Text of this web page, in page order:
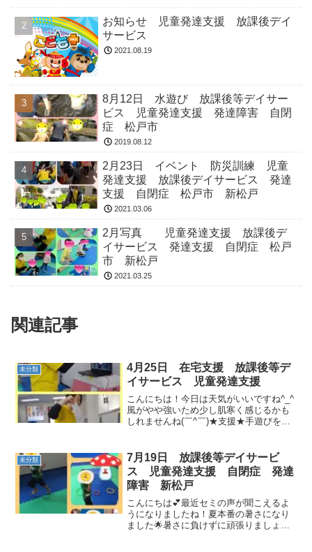
お知らせ 児童発達支援 放課後デイ
サービス
2021.08.19
8月12日 水遊び 放課後等デイサー
ビス 児童発達支援 発達障害 自閉
症 松戸市
2019.08.12
2月23日 イベント 防災訓練 児童
発達支援 放課後デイサービス 発達
支援 自閉症 松戸市 新松戸
2021.03.06
2月写真 児童発達支援 放課後デ
イサービス 発達支援 自閉症 松戸
市 新松戸
2021.03.25
関連記事
未分類
4月25日 在宅支援 放課後等デ
イサービス 児童発達支援
こんにちは！今日は天気がいいですね^_^
風がやや強いため少し肌寒く感じるかも
しれませんね(￣^￣)★支援★手遊びをし
く見ていた手遊びや集中していた絵本な
ど先生...
未分類
7月19日 放課後等デイサービ
ス 児童発達支援 自閉症 発達
障害 新松戸
こんにちは💕最近セミの声が聞こえるよ
うになりましたね！夏本番の暑さになり
ました🌟暑さに負けずに頑張りましょう♪